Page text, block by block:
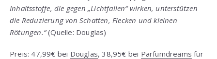
Inhaltsstoffe, die gegen „Lichtfallen“ wirken, unterstützen
die Reduzierung von Schatten, Flecken und kleinen
Rötungen.“(Quelle: Douglas)
Preis: 47,99€ bei Douglas, 38,95€ bei Parfumdreams für